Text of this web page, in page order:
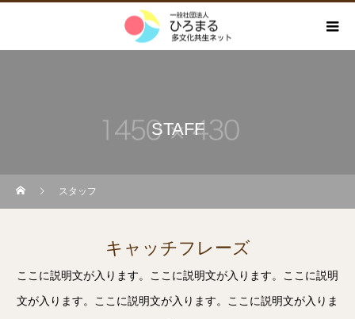
STAFF
スタッフ
キャッチフレーズ
ここに説明文が入ります。ここに説明文が入ります。ここに説明
文が入ります。ここに説明文が入ります。ここに説明文が入りま